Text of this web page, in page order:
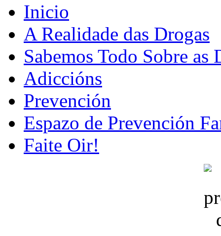
Inicio
A Realidade das Drogas
Sabemos Todo Sobre as
Adiccións
Prevención
Espazo de Prevención
Faite Oir!